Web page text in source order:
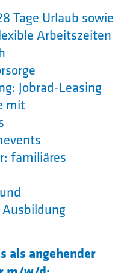
Tage Urlaub sowie
Ar­beits­zei­ten
Jobrad-Leasing
mit
familiäres
als angehender
m/w/d: